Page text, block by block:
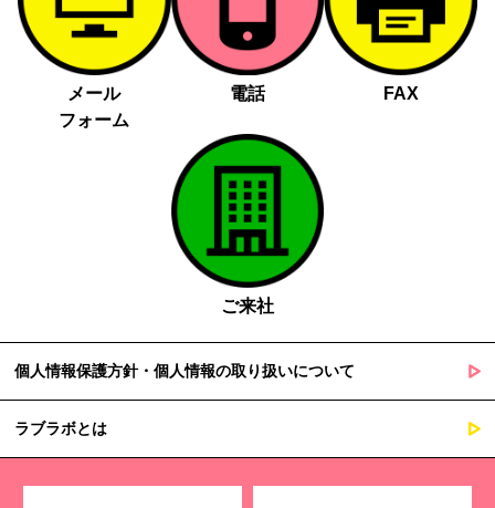
メール
フォーム
電話 FAX
ご来社
個人情報保護方針・個人情報の取り扱いについて
ラブラボとは